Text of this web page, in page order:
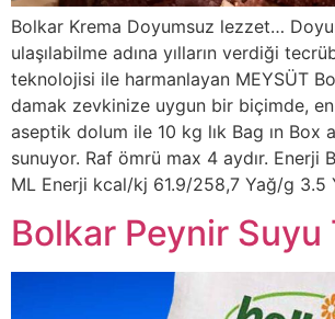
Bolkar Krema Doyumsuz lezzet…
ulaşılabilme adına yılların verdiği
teknolojisi ile harmanlayan MEYSÜT
damak zevkinize uygun bir biçimde, en
aseptik dolum ile 10 kg lık Bag ın Box
sunuyor. Raf ömrü max 4 aydır. Enerji
ML Enerji kcal/kj 61.9/258,7 Yağ/g
Bolkar Peynir Suyu